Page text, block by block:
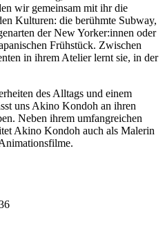
wir gemeinsam mit ihr die
Kulturen: die berühmte Subway,
der New Yorker:innen oder
Frühstück. Zwischen
in ihrem Atelier lernt sie, in der
des Alltags und einem
uns Akino Kondoh an ihren
Neben ihrem umfangreichen
Akino Kondoh auch als Malerin